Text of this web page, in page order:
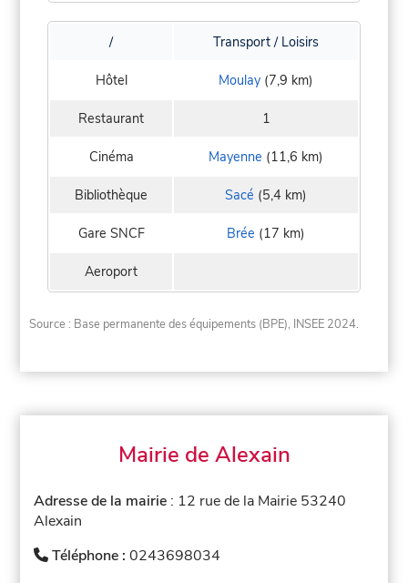
/ Transport / Loisirs
Hôtel Moulay (7,9 km)
Restaurant 1
Cinéma Mayenne (11,6 km)
Bibliothèque Sacé (5,4 km)
Gare SNCF Brée (17 km)
Aeroport
Source : Base permanente des équipements (BPE), INSEE 2024.
Mairie de Alexain
Adresse de la mairie : 12 rue de la Mairie 53240
Alexain
Téléphone :0243698034